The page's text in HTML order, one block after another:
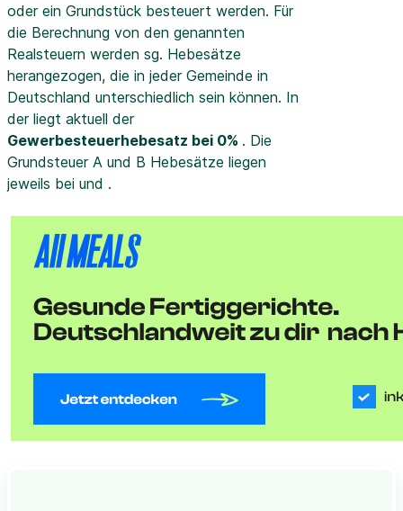
oder ein Grundstück besteuert werden. Für
die Berechnung von den genannten
Realsteuern werden sg. Hebesätze
herangezogen, die in jeder Gemeinde in
Deutschland unterschiedlich sein können. In
der liegt aktuell der
Gewerbesteuerhebesatz bei 0% . Die
Grundsteuer A und B Hebesätze liegen
jeweils bei und .